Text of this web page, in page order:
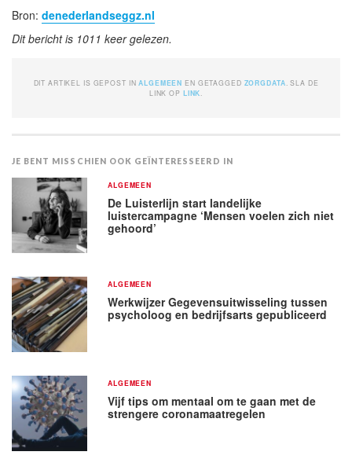
Bron: denederlandseggz.nl
Dit bericht is 1011 keer gelezen.
DIT ARTIKEL IS GEPOST INALGEMEEN EN GETAGGED ZORGDATA . SLA DE
LINK OP LINK
JE BENT MISSCHIEN OOK GEÏNTERESSEERD IN
ALGEMEEN
De Luisterlijn start landelijke
luistercampagne ‘Mensen voelen zich niet
gehoord’
ALGEMEEN
Werkwijzer Gegevensuitwisseling tussen
psycholoog en bedrijfsarts gepubliceerd
ALGEMEEN
Vijf tips om mentaal om te gaan met de
strengere coronamaatregelen